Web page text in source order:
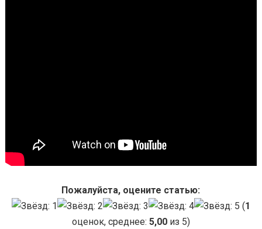
Пожалуйста, оцените статью:
(1
оценок, среднее: 5,00из 5)